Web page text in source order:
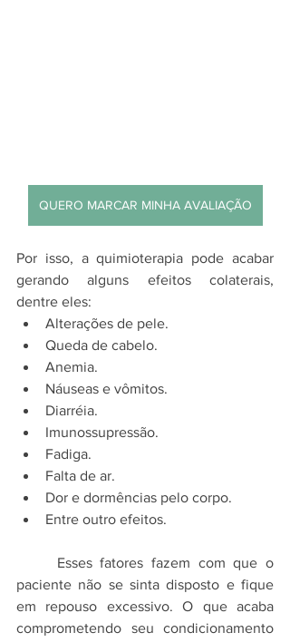
QUERO MARCAR MINHA AVALIAÇÃO
Por isso, a quimioterapia pode acabar
gerando alguns efeitos colaterais,
dentre eles:
Alterações de pele.
Queda de cabelo.
Anemia.
Náuseas e vômitos.
Diarréia.
Imunossupressão.
Fadiga.
Falta de ar.
Dor e dormências pelo corpo.
Entre outro efeitos.
paciente não se sinta disposto e fique
em repouso excessivo. O que acaba
comprometendo seu condicionamento